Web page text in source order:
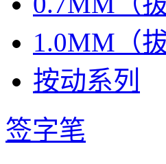
1.0MM（
按动系列
签字笔